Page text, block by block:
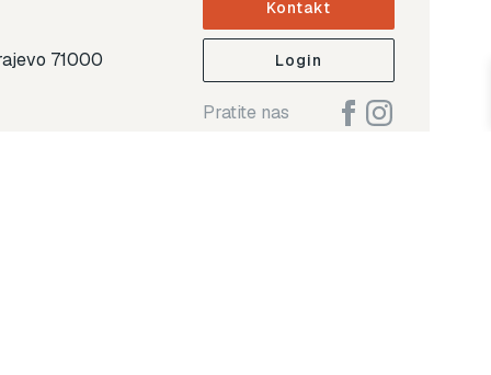
71000
Kontakt
Login
Pratite nas